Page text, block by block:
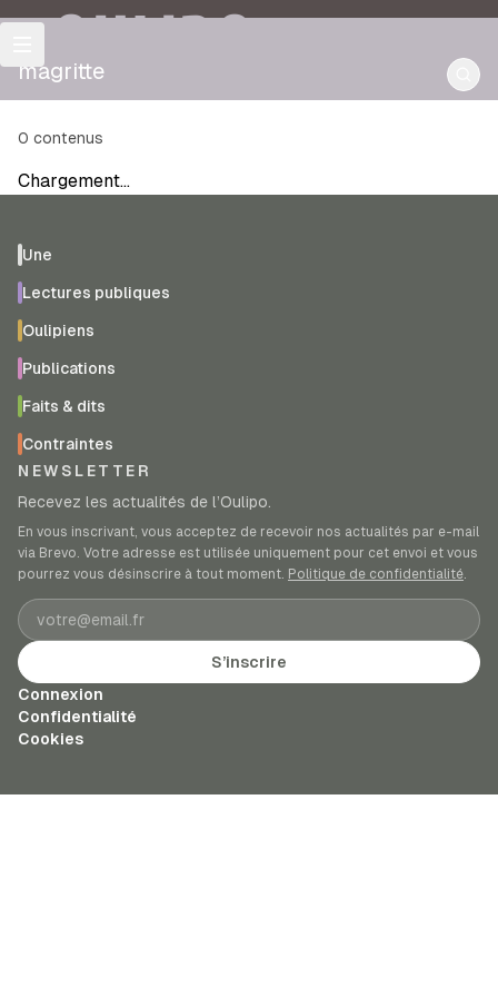
OULIPO
magritte
0 contenus
Chargement…
Une
Lectures publiques
Oulipiens
Publications
Faits & dits
Contraintes
NEWSLETTER
Recevez les actualités de l’Oulipo.
En vous inscrivant, vous acceptez de recevoir nos actualités par e-mail
via Brevo. Votre adresse est utilisée uniquement pour cet envoi et vous
pourrez vous désinscrire à tout moment. Politique de confidentialité.
Adresse e-mail
S’inscrire
Connexion
Confidentialité
Cookies